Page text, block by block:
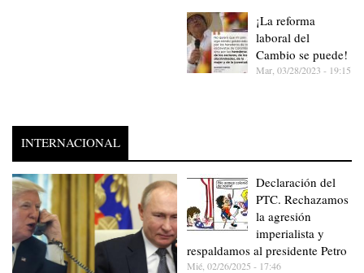
¡La reforma
laboral del
Cambio se puede!
Mar, 03/28/2023 - 19:15
INTERNACIONAL
Declaración del
PTC. Rechazamos
la agresión
imperialista y
respaldamos al presidente Petro
Mié, 02/26/2025 - 17:46